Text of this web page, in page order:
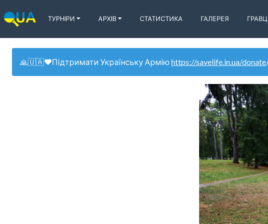
ТУРНІРИ АРХІВ СТАТИСТИКА ГАЛЕРЕЯ
🙏🇺🇦❤️Підтримати Українську Армію https://savelife.in.ua/donate